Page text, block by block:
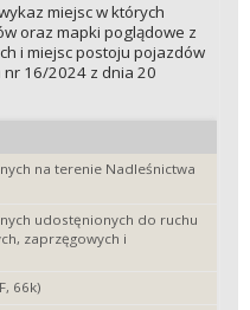
miejsc w których
oraz mapki poglądowe z
i miejsc postoju pojazdów
16/2024 z dnia 20
na terenie Nadleśnictwa
udostęnionych do ruchu
zaprzęgowych i
66k)